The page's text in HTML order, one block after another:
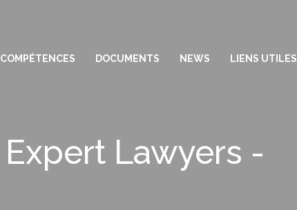
COMPÉTENCES DOCUMENTS NEWS LIENS UTILES
Expert Lawyers -